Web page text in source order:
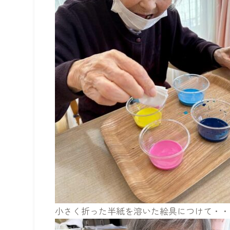
小さく折った半紙を溶いた絵具につけて・